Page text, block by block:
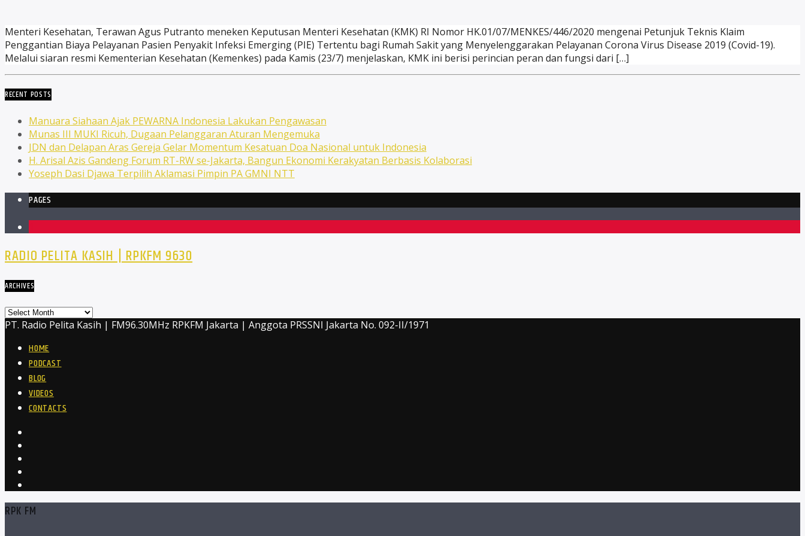
Menteri Kesehatan, Terawan Agus Putranto meneken Keputusan Menteri Kesehatan (KMK) RI Nomor HK.01/07/MENKES/446/2020 mengenai Petunjuk Teknis Klaim
Penggantian Biaya Pelayanan Pasien Penyakit Infeksi Emerging (PIE) Tertentu bagi Rumah Sakit yang Menyelenggarakan Pelayanan Corona Virus Disease 2019 (Covid-19).
Melalui siaran resmi Kementerian Kesehatan (Kemenkes) pada Kamis (23/7) menjelaskan, KMK ini berisi perincian peran dan fungsi dari […]
RECENT POSTS
Manuara Siahaan Ajak PEWARNA Indonesia Lakukan Pengawasan
Munas III MUKI Ricuh, Dugaan Pelanggaran Aturan Mengemuka
JDN dan Delapan Aras Gereja Gelar Momentum Kesatuan Doa Nasional untuk Indonesia
H. Arisal Azis Gandeng Forum RT-RW se-Jakarta, Bangun Ekonomi Kerakyatan Berbasis Kolaborasi
Yoseph Dasi Djawa Terpilih Aklamasi Pimpin PA GMNI NTT
PAGES
RADIO PELITA KASIH | RPKFM 9630
ARCHIVES
Archives
PT. Radio Pelita Kasih | FM96.30MHz RPKFM Jakarta | Anggota PRSSNI Jakarta No. 092-II/1971
HOME
PODCAST
BLOG
VIDEOS
CONTACTS
RPK FM